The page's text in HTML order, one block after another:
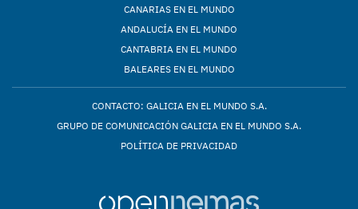
CANARIAS EN EL MUNDO
ANDALUCÍA EN EL MUNDO
CANTABRIA EN EL MUNDO
BALEARES EN EL MUNDO
CONTACTO: GALICIA EN EL MUNDO S.A.
GRUPO DE COMUNICACIÓN GALICIA EN EL MUNDO S.A.
POLÍTICA DE PRIVACIDAD